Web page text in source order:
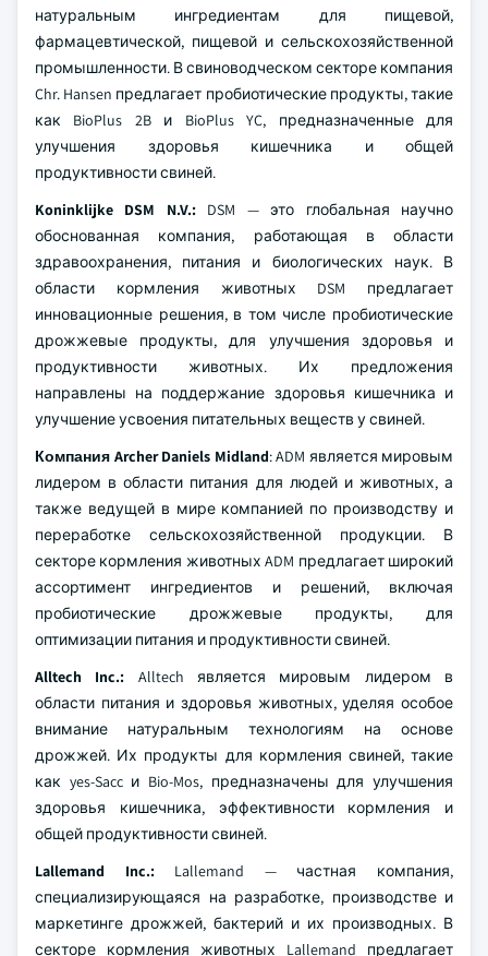
натуральным ингредиентам для пищевой,
фармацевтической, пищевой и сельскохозяйственной
промышленности. В свиноводческом секторе компания
Chr. Hansen предлагает пробиотические продукты, такие
как BioPlus 2B и BioPlus YC, предназначенные для
улучшения здоровья кишечника и общей
продуктивности свиней.
Koninklijke DSM N.V.:DSM — это глобальная научно
обоснованная компания, работающая в области
здравоохранения, питания и биологических наук. В
области кормления животных DSM предлагает
инновационные решения, в том числе пробиотические
дрожжевые продукты, для улучшения здоровья и
продуктивности животных. Их предложения
направлены на поддержание здоровья кишечника и
улучшение усвоения питательных веществ у свиней.
Компания Archer Daniels Midland: ADM является мировым
лидером в области питания для людей и животных, а
также ведущей в мире компанией по производству и
переработке сельскохозяйственной продукции. В
секторе кормления животных ADM предлагает широкий
ассортимент ингредиентов и решений, включая
пробиотические дрожжевые продукты, для
оптимизации питания и продуктивности свиней.
Alltech Inc.: Alltech является мировым лидером в
области питания и здоровья животных, уделяя особое
внимание натуральным технологиям на основе
дрожжей. Их продукты для кормления свиней, такие
как yes-Sacc и Bio-Mos, предназначены для улучшения
здоровья кишечника, эффективности кормления и
общей продуктивности свиней.
Lallemand Inc.:Lallemand — частная компания,
специализирующаяся на разработке, производстве и
маркетинге дрожжей, бактерий и их производных. В
секторе кормления животных Lallemand предлагает